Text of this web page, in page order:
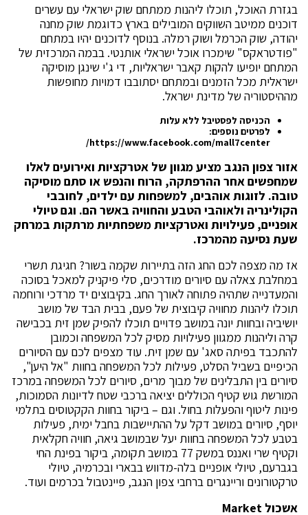
בגזרת האוכל, תוכלו ליהנות ממתחם שוק ישראלי עם עשרים
דוכנים ממיטב השווקים המובילים בארץ כדוגמת שוק מחנה
יהודה, שוק הכרמל ושוק רמלה. בנוסף לדוכנים יהיו במתחם
"פודטראקס" שימכרו אוכל ישראלי אותנטי. בבמה המרכזית של
המתחם יופיעו להקות קאבר ישראליות, די ג'י שינגן מוסיקה
ישראלית מכל הזמנים ובמתחם יסתובבו דמויות מחופשות
מההיסטוריה של מדינת ישראל.
הכניסה לפסטיבל ללא עלות
לפרטים נוספים:
https://www.facebook.com/mall7center
/
אזור צפון הנגב מציע מגוון של אטרקציות ואירועים לאלו
שמחפשים אחר ההרפתקה, הרוח והנפש או סתם מוסיקה
טובה. לזוגות אוהבים, למשפחות עם ילדים, לחובבי
הקולינריה ולאוהבי הטבע והחוויה באשר הם. וגם טיולי
אופניים, פעילויות ואטרקציות משפחתיות מרתקות במרחק
שעת נסיעה מהמרכז.
אז מה מצפה לכם החג הזה בתיירות שקמה בשור? חגיגת תשרי
במחלבת צאלה עם סיורים מודרכים, סלי פיקניק למאכל בסוכה
והמעדנייה שתהיה פתוחה לאורך החג. בקיבוצים יד מרדכי ורוחמה
תוכלו ליהנות מחוויה קיבוצית של פעם, בבית הבד של מושב
יושיביה ובחוות יונה במושב פדויים תוכלו להפיק שמן זית בכבישה
קרה וליהנות ממגוון פעילויות מסיק לכל המשפחה וכמובן
להתכבד בפיתה סאג' עם שמן זית. עוד מצפים לכם עם הסיורים
הכיפיים בשביל הסלט, פעילות לכל המשפחה בחוות "אל היען",
סיורים בין התבלינים של מבוך מרים, סיורים לכל המשפחה במרכז
המורשת גוש קטיף הכוללים יציאה ברכבי שטח לדיונות הסמוכות,
פינות ליטוף והפעלות בחול. וגם – ביקור בחוות הקקטוסים בתלמי
יוסף, סיורים במושב דקל על ההתיישבות בחבל ימית, פעילות
בטבע לכל המשפחה בחוות יעל שבמושב גיאה, חוויה חקלאית
וקטיף שרי ואננס במשק 77 במושב תקומה, ביקור בפינת החי
בגברעם, טיולי אופניים בלה-מדווש בבארי ובכרמיה, טיולי
טרקטורונים וריינגרים ברחבי צפון הנגב, פיינטבול בכרמים ועוד.
אשכולMarket